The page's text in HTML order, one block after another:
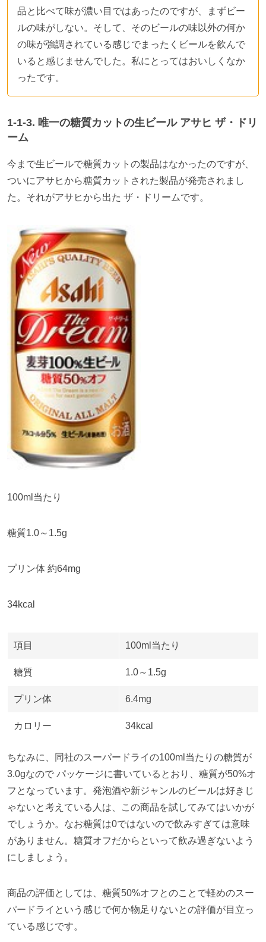
品と比べて味が濃い目ではあったのですが、まずビー
ルの味がしない。そして、そのビールの味以外の何か
の味が強調されている感じでまったくビールを飲んで
いると感じませんでした。私にとってはおいしくなか
ったです。
1-1-3. 唯一の糖質カットの生ビール アサヒ ザ・ドリ
ーム
今まで生ビールで糖質カットの製品はなかったのですが、
ついにアサヒから糖質カットされた製品が発売されまし
た。それがアサヒから出た ザ・ドリームです。
100ml当たり
糖質1.0～ 1.5g
プリン体 約64mg
34kcal
項目 100ml当たり
糖質 1.0～ 1.5g
プリン体 6.4mg
カロリー 34kcal
ちなみに、同社のスーパードライの100ml 当たりの糖質が
3.0gなので パッケージに書いているとおり、糖質が50%オ
フとなっています。発泡酒や新ジャンルのビールは好きじ
ゃないと考えている人は、この商品を試してみてはいかが
でしょうか。なお糖質は0ではないので飲みすぎては意味
がありません。糖質オフだからといって飲み過ぎないよう
にしましょう。
商品の評価としては、糖質50%オフとのことで軽めのスー
パードライという感じで何か物足りないとの評価が目立っ
ている感じです。